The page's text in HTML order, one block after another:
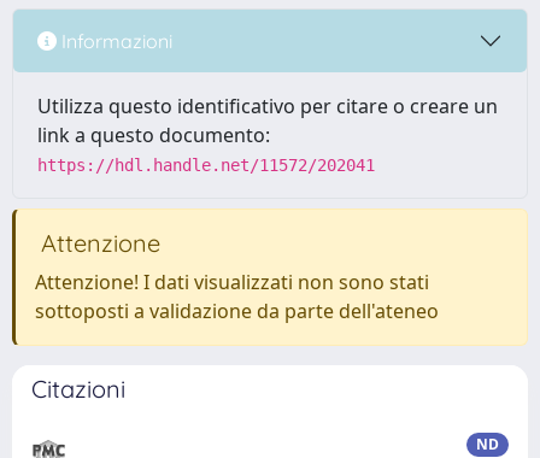
Informazioni
Utilizza questo identificativo per citare o creare un
link a questo documento:
https://hdl.handle.net/11572/202041
Attenzione
Attenzione! I dati visualizzati non sono stati
sottoposti a validazione da parte dell'ateneo
Citazioni
ND